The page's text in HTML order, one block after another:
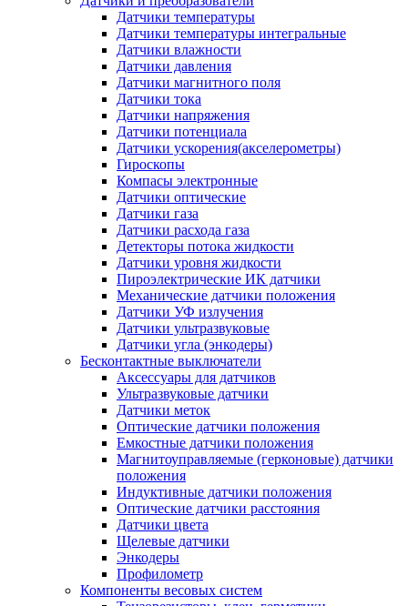
Датчики температуры
Датчики температуры интегральные
Датчики влажности
Датчики давления
Датчики магнитного поля
Датчики тока
Датчики напряжения
Датчики потенциала
Датчики ускорения(акселерометры)
Гироскопы
Компасы электронные
Датчики оптические
Датчики газа
Датчики расхода газа
Детекторы потока жидкости
Датчики уровня жидкости
Пироэлектрические ИК датчики
Механические датчики положения
Датчики УФ излучения
Датчики ультразвуковые
Датчики угла (энкодеры)
Бесконтактные выключатели
Аксессуары для датчиков
Ультразвуковые датчики
Датчики меток
Оптические датчики положения
Емкостные датчики положения
Магнитоуправляемые (герконовые) датчики
положения
Индуктивные датчики положения
Оптические датчики расстояния
Датчики цвета
Щелевые датчики
Энкодеры
Профилометр
Компоненты весовых систем